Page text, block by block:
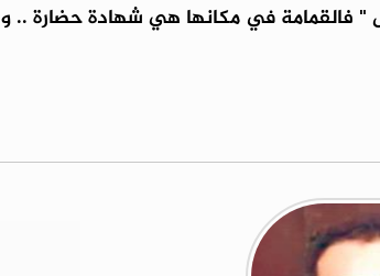
" فالقمامة في مكانها هي شهادة حضارة .. و